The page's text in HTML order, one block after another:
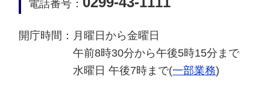
電話番号：
開庁時間： 月曜日から金曜日
午前8時30分から午後5時15分まで
水曜日 午後7時まで(一部業務)